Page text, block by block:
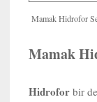
Mamak Hidrofor
Mamak
Hidrofor bir